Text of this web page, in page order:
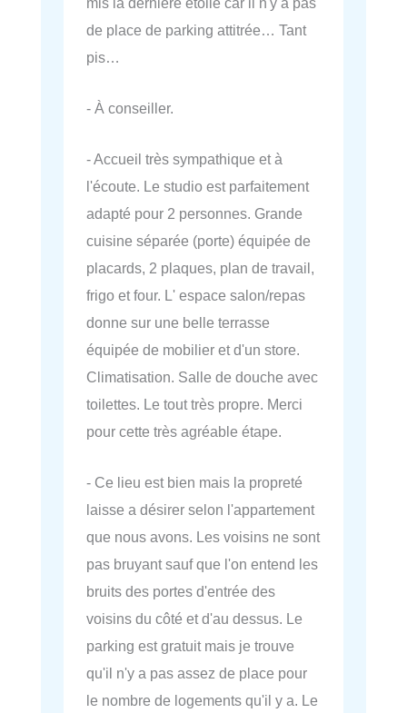
de place de parking attitrée… Tant
pis…
- À conseiller.
- Accueil très sympathique et à
l'écoute. Le studio est parfaitement
adapté pour 2 personnes. Grande
cuisine séparée (porte) équipée de
placards, 2 plaques, plan de travail,
frigo et four. L' espace salon/repas
donne sur une belle terrasse
équipée de mobilier et d'un store.
Climatisation. Salle de douche avec
toilettes. Le tout très propre. Merci
pour cette très agréable étape.
- Ce lieu est bien mais la propreté
laisse a désirer selon l'appartement
que nous avons. Les voisins ne sont
pas bruyant sauf que l'on entend les
bruits des portes d'entrée des
voisins du côté et d'au dessus. Le
parking est gratuit mais je trouve
qu'il n'y a pas assez de place pour
le nombre de logements qu'il y a. Le